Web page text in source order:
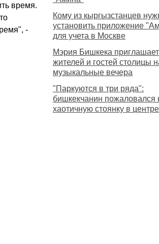
время.
-
Кому из кыргызстанцев
установить приложение
для учета в Москве
Мэрия Бишкека приглашает
жителей и гостей столицы
музыкальные вечера
"Паркуются в три ряда":
бишкекчанин пожаловался
хаотичную стоянку в центре